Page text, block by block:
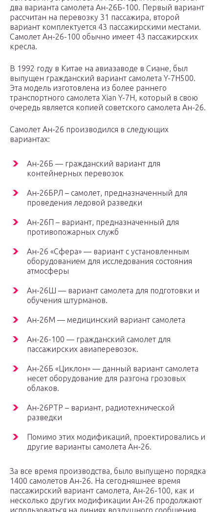
два варианта самолета Ан-26Б-100. Первый вариант
рассчитан на перевозку 31 пассажира, второй
вариант комплектуется 43 пассажирскими местами.
Самолет Ан-26-100 обычно имеет 43 пассажирских
кресла.
В 1992 году в Китае на авиазаводе в Сиане, был
выпущен гражданский вариант самолета Y-7H500.
Эта модель изготовлена из более раннего
транспортного самолета Xian Y-7H, который в свою
очередь является копией советского самолета Ан-26.
Самолет Ан-26 производился в следующих
вариантах:
Ан-26Б — гражданский вариант для
контейнерных перевозок
Ан-26БРЛ – самолет, предназначенный для
проведения ледовой разведки
Ан-26П – вариант, предназначенный для
противопожарных служб
Ан-26 «Сфера» — вариант с установленным
оборудованием для исследования состояния
атмосферы
Ан-26Ш — вариант самолета для подготовки и
обучения штурманов.
Ан-26M — медицинский вариант самолета
Ан-26-100 — гражданский самолет для
пассажирских авиаперевозок.
Ан-26Б «Циклон» — данный вариант самолета
несет оборудование для разгона грозовых
облаков.
Ан-26PTP – вариант, радиотехнической
разведки
Помимо этих модификаций, проектировались и
другие варианты самолета Ан-26.
За все время производства, было выпущено порядка
1400 самолетов Ан-26. На сегодняшнее время
пассажирский вариант самолета, Ан-26-100, как и
несколько других модификации Ан-26 продолжают
использоваться на линиях воздушного сообщения.